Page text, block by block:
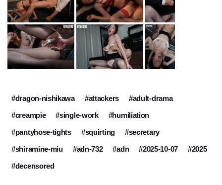
#dragon-nishikawa #attackers
#adult-drama
#creampie
#single-work
#humiliation
#pantyhose-tights
#squirting
#secretary
#shiramine-miu
#adn-732 #adn #2025-10-07
#2025
#decensored